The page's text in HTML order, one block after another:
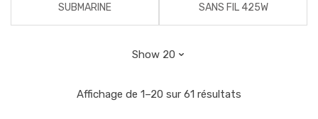
SUBMARINE
SANS FIL 425W
Affichage de 1–20 sur 61 résultats